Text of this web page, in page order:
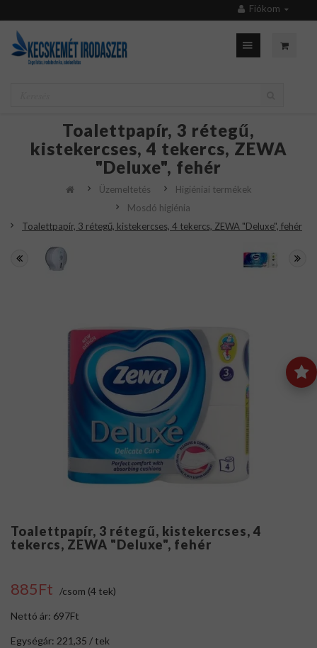
Fiókom
Toalettpapír, 3 rétegű,
kistekercses, 4 tekercs, ZEWA
"Deluxe", fehér
Üzemeltetés
Higiéniai termékek
Mosdó higiénia
Toalettpapír, 3 rétegű, kistekercses, 4 tekercs, ZEWA "Deluxe", fehér
Toalettpapír, 3 rétegű, kistekercses, 4
tekercs, ZEWA "Deluxe", fehér
885Ft /csom (4 tek)
Nettó ár: 697Ft
Egységár: 221,35 / tek